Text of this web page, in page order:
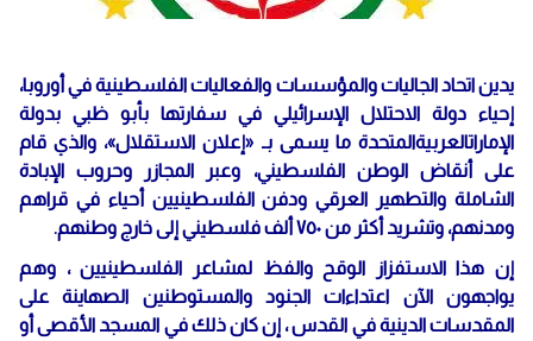
يدين اتحاد الجاليات والمؤسسات والفعاليات الفلسطينية في أوروبا،
إحياء دولة الاحتلال الإسرائيلي في سفارتها بأبو ظبي بدولة
الإماراتالعربيةالمتحدة ما يسمى بـ «إعلان الاستقلال»، والذي قام
على أنقاض الوطن الفلسطيني، وعبر المجازر وحروب الإبادة
الشاملة والتطهير العرقي ودفن الفلسطينيين أحياء في قراهم
ومدنهم، وتشريد أكثر من ٧٥٠ ألف فلسطيني إلى خارج وطنهم.
إن هذا الاستفزاز الوقح والفظ لمشاعر الفلسطينيين ، وهم
يواجهون الآن اعتداءات الجنود والمستوطنين الصهاينة على
المقدسات الدينية في القدس ، إن كان ذلك في المسجد الأقصى أو